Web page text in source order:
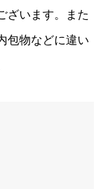
ざいます。また
包物などに違い